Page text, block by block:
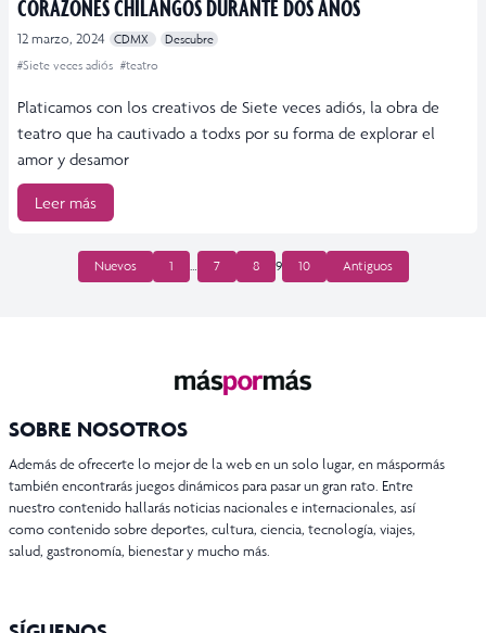
CORAZONES CHILANGOS DURANTE DOS AÑOS
12 marzo, 2024 CDMX
Descubre
#Siete veces adiós #teatro
Platicamos con los creativos de Siete veces adiós, la obra de
teatro que ha cautivado a todxs por su forma de explorar el
amor y desamor
Leer más
Nuevos 1 … 7 8 9 10 Antiguos
SOBRE NOSOTROS
Además de ofrecerte lo mejor de la web en un solo lugar, en máspormás
también encontrarás juegos dinámicos para pasar un gran rato. Entre
nuestro contenido hallarás noticias nacionales e internacionales, así
como contenido sobre deportes, cultura, ciencia, tecnología, viajes,
salud, gastronomía, bienestar y mucho más.